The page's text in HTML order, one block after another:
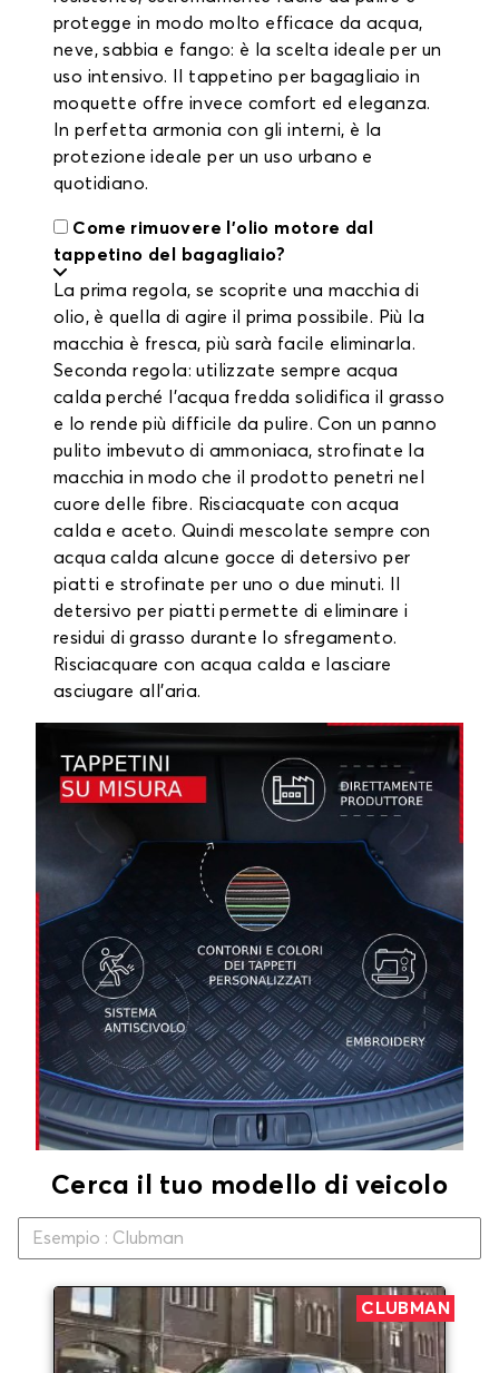
protegge in modo molto efficace da acqua,
neve, sabbia e fango: è la scelta ideale per un
uso intensivo. Il tappetino per bagagliaio in
moquette offre invece comfort ed eleganza.
In perfetta armonia con gli interni, è la
protezione ideale per un uso urbano e
quotidiano.
Come rimuovere l'olio motore dal
tappetino del bagagliaio?
La prima regola, se scoprite una macchia di
olio, è quella di agire il prima possibile. Più la
macchia è fresca, più sarà facile eliminarla.
Seconda regola: utilizzate sempre acqua
calda perché l'acqua fredda solidifica il grasso
e lo rende più difficile da pulire. Con un panno
pulito imbevuto di ammoniaca, strofinate la
macchia in modo che il prodotto penetri nel
cuore delle fibre. Risciacquate con acqua
calda e aceto. Quindi mescolate sempre con
acqua calda alcune gocce di detersivo per
piatti e strofinate per uno o due minuti. Il
detersivo per piatti permette di eliminare i
residui di grasso durante lo sfregamento.
Risciacquare con acqua calda e lasciare
asciugare all'aria.
Cerca il tuo modello di veicolo
CLUBMAN